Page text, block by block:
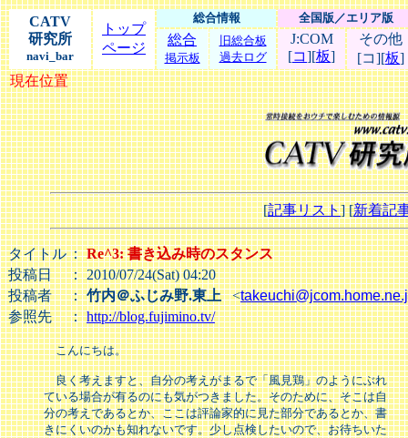
CATV
研究所
navi_bar
トップ
ページ
総合情報 全国版／エリア版
総合
掲示板
旧総合板
過去ログ
J:COM
[コ][板]
その他
[コ][板]
現在位置
[記事リスト] [新着記
タイトル：Re^3: 書き込み時のスタンス
投稿日
： 2010/07/24(Sat) 04:20
投稿者
：竹内＠ふじみ野.東上<
参照先
：http://blog.fujimino.tv/
こんにちは。
良く考えますと、自分の考えがまるで「風見鶏」のようにぶれ
ている場合が有るのにも気がつきました。そのために、そこは自
分の考えであるとか、ここは評論家的に見た部分であるとか、書
きにくいのかも知れないです。少し点検したいので、お待ちいた